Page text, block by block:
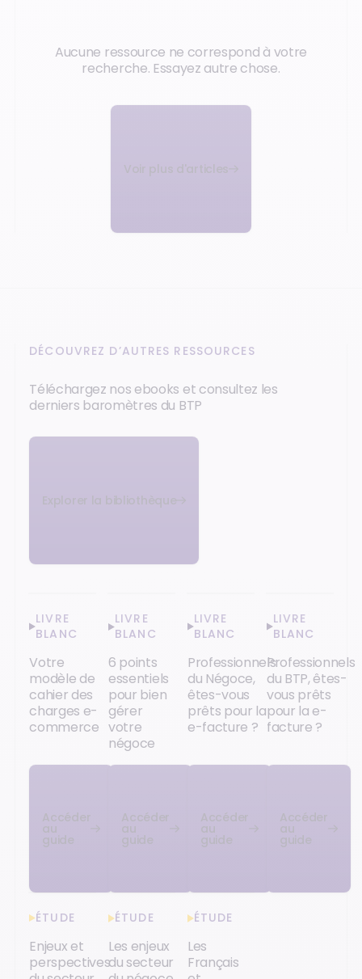
Aucune ressource ne correspond à votre
recherche. Essayez autre chose.
Voir plus d'articles
DÉCOUVREZ D’AUTRES RESSOURCES
Téléchargez nos ebooks et consultez les
derniers baromètres du BTP
Explorer la bibliothèque
LIVRE
BLANC
Votre
modèle de
cahier des
charges e-
commerce
Accéder
au
guide
LIVRE
BLANC
6 points
essentiels
pour bien
gérer
votre
négoce
Accéder
au
guide
LIVRE
BLANC
Professionnels
du Négoce,
êtes-vous
prêts pour la
e-facture ?
Accéder
au
guide
LIVRE
BLANC
Professionnels
du BTP, êtes-
vous prêts
pour la e-
facture ?
Accéder
au
guide
ÉTUDE
Enjeux et
perspectives
ÉTUDE
Les enjeux
du secteur
ÉTUDE
Les
Français